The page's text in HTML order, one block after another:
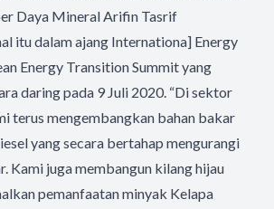
Daya Mineral Arifin Tasrif
itu dalam ajang Internationa] Energy
Energy Transition Summit yang
daring pada 9 Juli 2020. “Di sektor
terus mengembangkan bahan bakar
yang secara bertahap mengurangi
Kami juga membangun kilang hijau
pemanfaatan minyak Kelapa